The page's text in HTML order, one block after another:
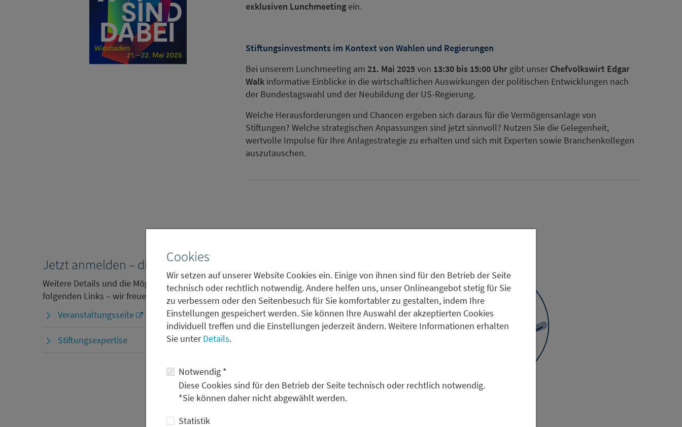
Cookies
Wir setzen auf unserer Website Cookies ein. Einige von ihnen sind für den Betrieb der Seite
technisch oder rechtlich notwendig. Andere helfen uns, unser Onlineangebot stetig für Sie
zu verbessern oder den Seitenbesuch für Sie komfortabler zu gestalten, indem Ihre
Einstellungen gespeichert werden. Sie können Ihre Auswahl der akzeptierten Cookies
individuell treffen und die Einstellungen jederzeit ändern. Weitere Informationen erhalten
Sie unterDetails.
Notwendig *
Diese Cookies sind für den Betrieb der Seite technisch oder rechtlich notwendig.
*Sie können daher nicht abgewählt werden.
Statistik
exklusiven Lunchmeetingein.
Stiftungsinvestments im Kontext von Wahlen und Regierungen
Bei unserem Lunchmeeting am 21. Mai 2025von 13:30 bis 15:00 Uhrgibt unser Chefvolkswirt Edgar
Walkinformative Einblicke in die wirtschaftlichen Auswirkungen der politischen Entwicklungen nach
der Bundestagswahl und der Neubildung der US-Regierung.
Welche Herausforderungen und Chancen ergeben sich daraus für die Vermögensanlage von
Stiftungen? Welche strategischen Anpassungen sind jetzt sinnvoll? Nutzen Sie die Gelegenheit,
wertvolle Impulse für Ihre Anlagestrategie zu erhalten und sich mit Experten sowie Branchenkollegen
auszutauschen.
Jetzt anmelden – die Plätze sind begrenzt
Weitere Details und die Möglichkeit zur Anmeldung finden Sie unter den
folgenden Links – wir freuen uns auf Sie.
Veranstaltungsseite
Stiftungsexpertise